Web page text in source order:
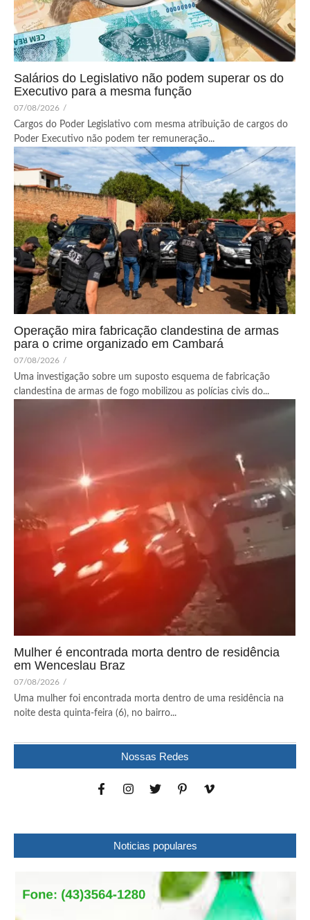
Salários do Legislativo não podem superar os do
Executivo para a mesma função
07/08/2026 /
Cargos do Poder Legislativo com mesma atribuição de cargos do
Poder Executivo não podem ter remuneração...
Operação mira fabricação clandestina de armas
para o crime organizado em Cambará
07/08/2026 /
Uma investigação sobre um suposto esquema de fabricação
clandestina de armas de fogo mobilizou as polícias civis do...
Mulher é encontrada morta dentro de residência
em Wenceslau Braz
07/08/2026 /
Uma mulher foi encontrada morta dentro de uma residência na
noite desta quinta-feira (6), no bairro...
Nossas Redes
Noticias populares